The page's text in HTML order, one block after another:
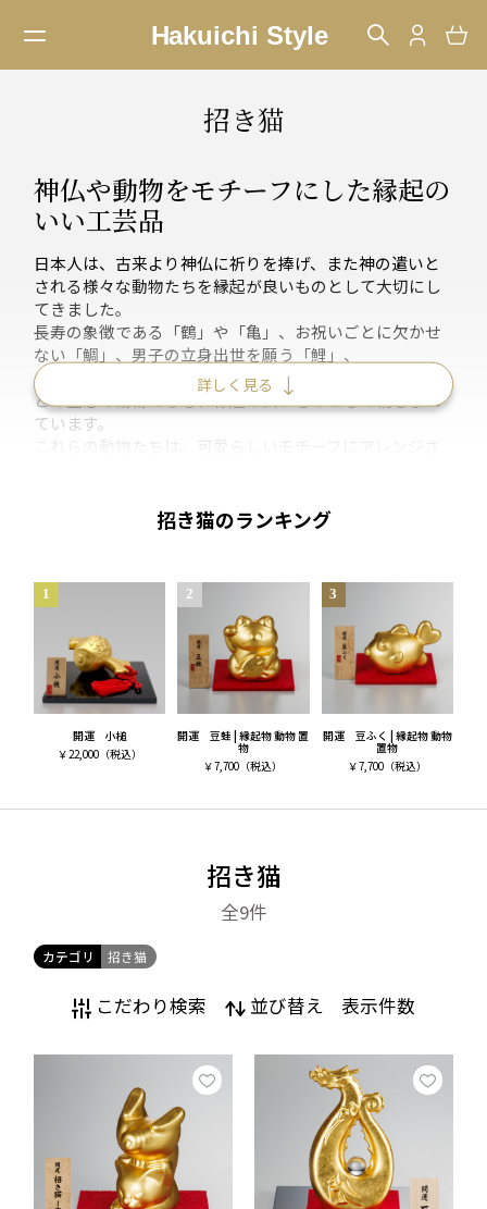
招き猫
神仏や動物をモチーフにした縁起の
いい工芸品
日本人は、古来より神仏に祈りを捧げ、また神の遣いと
される様々な動物たちを縁起が良いものとして大切にし
てきました。
長寿の象徴である「鶴」や「亀」、お祝いごとに欠かせ
ない「鯛」、男子の立身出世を願う「鯉」、
さらに、神社の「狛犬」や「龍」「鯱(しゃちほこ)」な
どの空想の動物たちも、縁起の良いものとして親しまれ
ています。
縁起物の動物に宿る願い。
詳しく見る
招き猫のランキング
開運 小槌
￥22,000（税込）
開運 豆蛙 | 縁起物 動物 置
物
￥7,700 （税込）
開運 豆ふく | 縁起物 動物
置物
￥7,700（税込）
招き猫
全9件
カテゴリ 招き猫
こだわり検索 並び替え 表示件数